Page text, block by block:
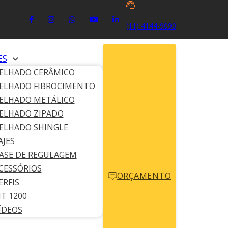
(11) 4144-9090
CERÂMICO
FIBROCIMENTO
METÁLICO
ZIPADO
SHINGLE
DE REGULAGEM
1200
ORÇAMENTO
possibilita
Caxias